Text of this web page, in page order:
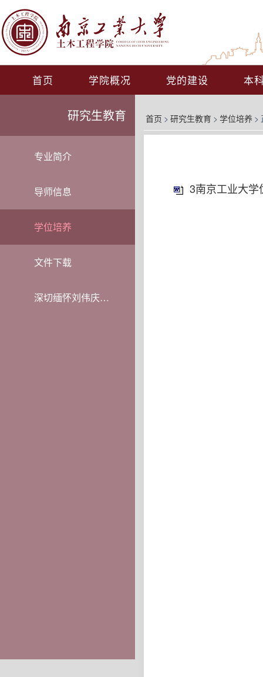
首页 学院概况 党的建设 本
研究生教育
专业简介
导师信息
学位培养
文件下载
深切缅怀刘伟庆教授
首页 > 研究生教育 > 学位培养 >
3南京工业大